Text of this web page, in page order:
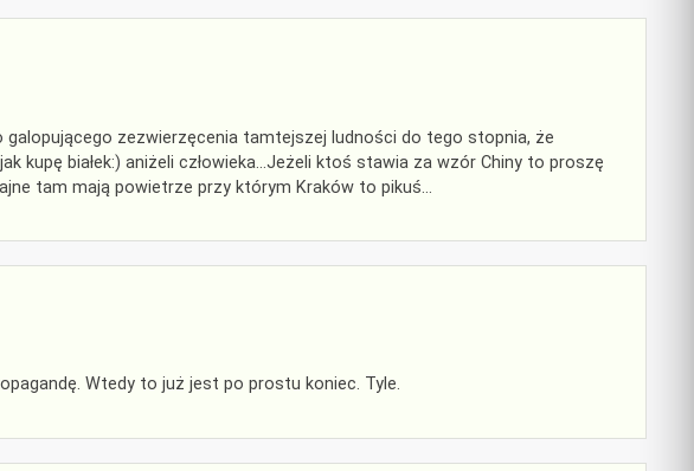
galopującego zezwierzęcenia tamtejszej ludności do tego stopnia, że
kupę białek:) aniżeli człowieka…Jeżeli ktoś stawia za wzór Chiny to proszę
tam mają powietrze przy którym Kraków to pikuś…
Wtedy to już jest po prostu koniec. Tyle.